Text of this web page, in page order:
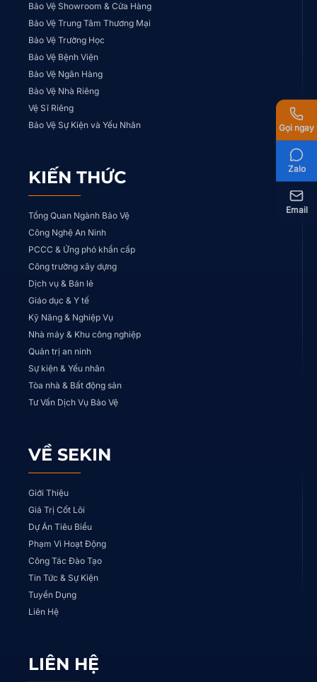
Gọi ngay
Zalo
Email
Bảo Vệ Showroom & Cửa Hàng
Bảo Vệ Trung Tâm Thương Mại
Bảo Vệ Trường Học
Bảo Vệ Bệnh Viện
Bảo Vệ Ngân Hàng
Bảo Vệ Nhà Riêng
Vệ Sĩ Riêng
Bảo Vệ Sự Kiện và Yếu Nhân
KIẾN THỨC
Tổng Quan Ngành Bảo Vệ
Công Nghệ An Ninh
PCCC & Ứng phó khẩn cấp
Công trường xây dựng
Dịch vụ & Bán lẻ
Giáo dục & Y tế
Kỹ Năng & Nghiệp Vụ
Nhà máy & Khu công nghiệp
Quản trị an ninh
Sự kiện & Yếu nhân
Tòa nhà & Bất động sản
Tư Vấn Dịch Vụ Bảo Vệ
VỀ SEKIN
Giới Thiệu
Giá Trị Cốt Lõi
Dự Án Tiêu Biểu
Phạm Vi Hoạt Động
Công Tác Đào Tạo
Tin Tức & Sự Kiện
Tuyển Dụng
Liên Hệ
LIÊN HỆ